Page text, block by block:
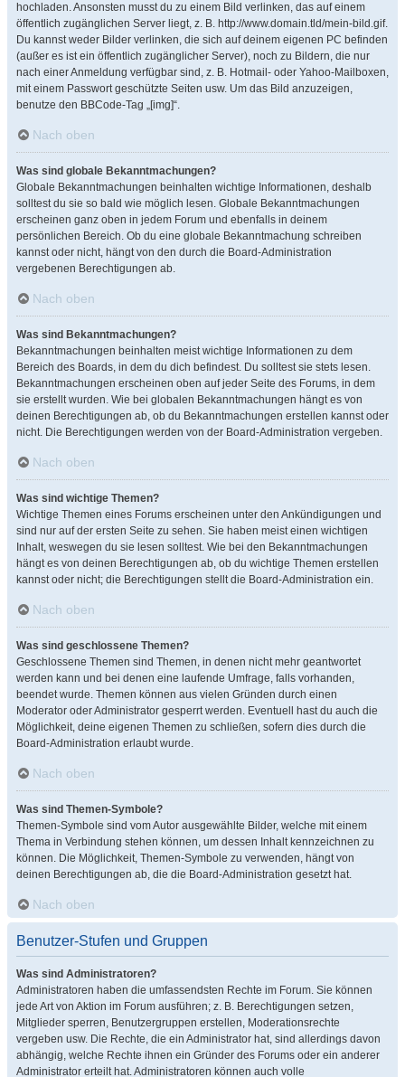
hochladen. Ansonsten musst du zu einem Bild verlinken, das auf einem
öffentlich zugänglichen Server liegt, z. B. http://www.domain.tld/mein-bild.gif.
Du kannst weder Bilder verlinken, die sich auf deinem eigenen PC befinden
(außer es ist ein öffentlich zugänglicher Server), noch zu Bildern, die nur
nach einer Anmeldung verfügbar sind, z. B. Hotmail- oder Yahoo-Mailboxen,
mit einem Passwort geschützte Seiten usw. Um das Bild anzuzeigen,
benutze den BBCode-Tag „[img]“.
Nach oben
Was sind globale Bekanntmachungen?
Globale Bekanntmachungen beinhalten wichtige Informationen, deshalb
solltest du sie so bald wie möglich lesen. Globale Bekanntmachungen
erscheinen ganz oben in jedem Forum und ebenfalls in deinem
persönlichen Bereich. Ob du eine globale Bekanntmachung schreiben
kannst oder nicht, hängt von den durch die Board-Administration
vergebenen Berechtigungen ab.
Nach oben
Was sind Bekanntmachungen?
Bekanntmachungen beinhalten meist wichtige Informationen zu dem
Bereich des Boards, in dem du dich befindest. Du solltest sie stets lesen.
Bekanntmachungen erscheinen oben auf jeder Seite des Forums, in dem
sie erstellt wurden. Wie bei globalen Bekanntmachungen hängt es von
deinen Berechtigungen ab, ob du Bekanntmachungen erstellen kannst oder
nicht. Die Berechtigungen werden von der Board-Administration vergeben.
Nach oben
Was sind wichtige Themen?
Wichtige Themen eines Forums erscheinen unter den Ankündigungen und
sind nur auf der ersten Seite zu sehen. Sie haben meist einen wichtigen
Inhalt, weswegen du sie lesen solltest. Wie bei den Bekanntmachungen
hängt es von deinen Berechtigungen ab, ob du wichtige Themen erstellen
kannst oder nicht; die Berechtigungen stellt die Board-Administration ein.
Nach oben
Was sind geschlossene Themen?
Geschlossene Themen sind Themen, in denen nicht mehr geantwortet
werden kann und bei denen eine laufende Umfrage, falls vorhanden,
beendet wurde. Themen können aus vielen Gründen durch einen
Moderator oder Administrator gesperrt werden. Eventuell hast du auch die
Möglichkeit, deine eigenen Themen zu schließen, sofern dies durch die
Board-Administration erlaubt wurde.
Nach oben
Was sind Themen-Symbole?
Themen-Symbole sind vom Autor ausgewählte Bilder, welche mit einem
Thema in Verbindung stehen können, um dessen Inhalt kennzeichnen zu
können. Die Möglichkeit, Themen-Symbole zu verwenden, hängt von
deinen Berechtigungen ab, die die Board-Administration gesetzt hat.
Nach oben
Benutzer-Stufen und Gruppen
Was sind Administratoren?
Administratoren haben die umfassendsten Rechte im Forum. Sie können
jede Art von Aktion im Forum ausführen; z. B. Berechtigungen setzen,
Mitglieder sperren, Benutzergruppen erstellen, Moderationsrechte
vergeben usw. Die Rechte, die ein Administrator hat, sind allerdings davon
abhängig, welche Rechte ihnen ein Gründer des Forums oder ein anderer
Administrator erteilt hat. Administratoren können auch volle